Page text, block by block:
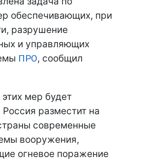
обеспечивающих, при
разрушение
и управляющих
ПРО, сообщил
мер будет
Россия разместит на
современные
вооружения,
огневое поражение